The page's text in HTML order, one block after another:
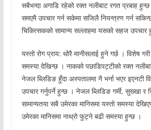
सबैभन्दा अगाडि रहेको रक्त नलीबाट रगत प्रबाह
समएमै उपचार गर्न सकेमा सजिलै नियन्त्रण गर्न
चिकित्सकको सामान्य सल्लाहमा यसको सहज उपचार
यस्तो रोग प्राय: थोरै मानीसलाई हुने गर्छ । विशेष गरी
समस्या देखिन्छ । नाकको पछाडिपट्टीको रक्त
नेजल ब्लिडिङ हुँदा अस्पतालमा नै भर्ना भएर इएनटी
उपचार गर्नुपर्ने हुन्छ । नेजल ब्लिडिङ गर्मी, सुख्खा र
सामान्यतया सबै उमेरका मानिसमा यस्तो समस्या
उमेरका मानिसमा नाथ्रो फुट्ने बढी समस्या हुन्छ ।